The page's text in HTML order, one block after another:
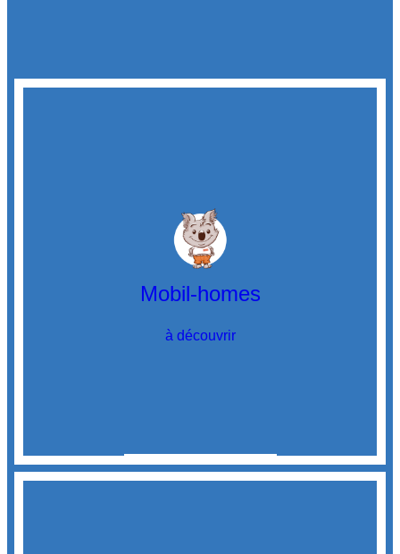
Mobil-homes
à découvrir
Découvrirles mobil-homes